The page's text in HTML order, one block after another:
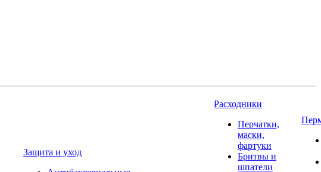
Защита и уход
Расходники
Перчатки,
маски,
фартуки
Бритвы и
шпатели